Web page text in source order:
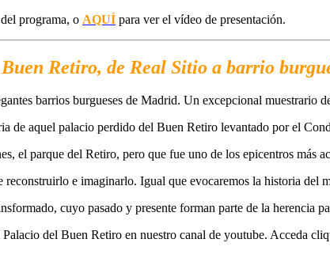
programa, o AQUÍ para ver el vídeo de presentación.
Retiro, de Real Sitio a barrio
barrios burgueses de Madrid. Un excepcional
de aquel palacio perdido del Buen Retiro levantado por el
el parque del Retiro, pero que fue uno de los epicentros
reconstruirlo e imaginarlo. Igual que evocaremos la historia del
cuyo pasado y presente forman parte de la herencia
del Buen Retiro en nuestro canal de youtube. Acceda